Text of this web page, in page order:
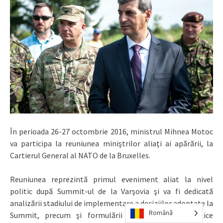
În perioada 26-27 octombrie 2016, ministrul Mihnea Motoc
va participa la reuniunea miniştrilor aliaţi ai apărării, la
Cartierul General al NATO de la Bruxelles.
Reuniunea reprezintă primul eveniment aliat la nivel
politic după Summit-ul de la Varşovia şi va fi dedicată
analizării stadiului de implementare a deciziilor adoptate la
Summit, precum şi formulării de direcţionări politice
Română